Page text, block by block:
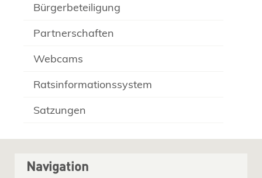
Bürgerbeteiligung
Partnerschaften
Webcams
Ratsinformationssystem
Satzungen
Navigation